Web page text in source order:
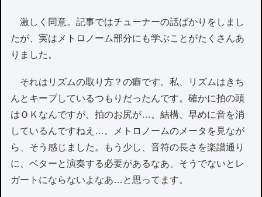
激しく同意。記事ではチューナーの話ばかりをしまし
たが、実はメトロノーム部分にも学ぶことがたくさんあ
りました。
それはリズムの取り方？の癖です。私、リズムはきち
んとキープしているつもりだったんです。確かに拍の頭
はＯＫなんですが、拍のお尻が…。結構、早めに音を消
しているんですねえ…。メトロノームのメータを見なが
ら、そう感じました。もう少し、音符の長さを楽譜通り
に、ベターと演奏する必要があるなあ、そうでないとレ
ガートにならないよなあ…と思ってます。